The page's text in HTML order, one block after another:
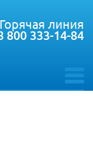
toggle
Горячая линия
800 333-14-84